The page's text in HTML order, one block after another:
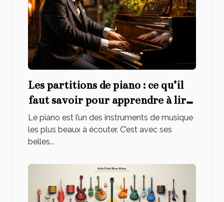
Les partitions de piano : ce qu’il
faut savoir pour apprendre à lire
efficacement et facilement
Le piano est l’un des instruments de musique
les plus beaux à écouter. C’est avec ses
belles...